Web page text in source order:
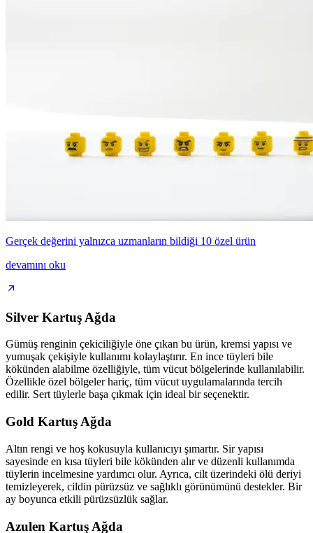
Gerçek değerini yalnızca uzmanların bildiği 10 özel ürün
devamını oku
Silver Kartuş Ağda
Gümüş renginin çekiciliğiyle öne çıkan bu ürün, kremsi yapısı ve
yumuşak çekişiyle kullanımı kolaylaştırır. En ince tüyleri bile
kökünden alabilme özelliğiyle, tüm vücut bölgelerinde kullanılabilir.
Özellikle özel bölgeler hariç, tüm vücut uygulamalarında tercih
edilir. Sert tüylerle başa çıkmak için ideal bir seçenektir.
Gold Kartuş Ağda
Altın rengi ve hoş kokusuyla kullanıcıyı şımartır. Sir yapısı
sayesinde en kısa tüyleri bile kökünden alır ve düzenli kullanımda
tüylerin incelmesine yardımcı olur. Ayrıca, cilt üzerindeki ölü deriyi
temizleyerek, cildin pürüzsüz ve sağlıklı görünümünü destekler. Bir
ay boyunca etkili pürüzsüzlük sağlar.
Azulen Kartuş Ağda